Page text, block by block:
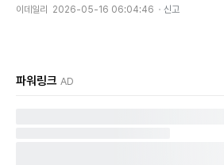
이데일리 2026-05-16 06:04:46 신고
파워링크 AD